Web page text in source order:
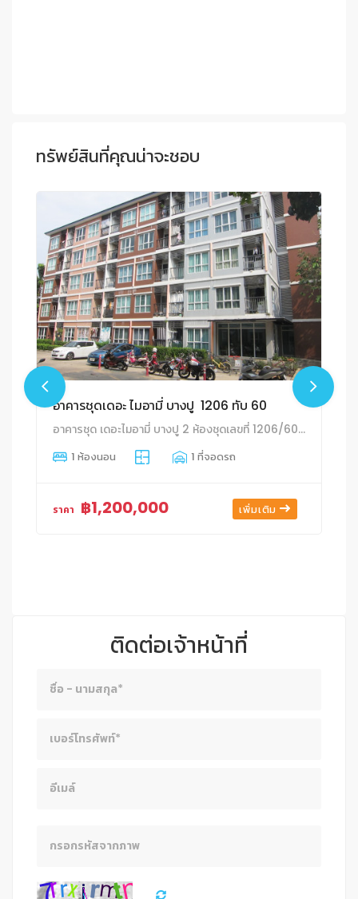
ทรัพย์สินที่คุณน่าจะชอบ
อาคารชุดเดอะ ไมอามี่ บางปู 1206 ทับ 60
อาคารชุด เดอะไมอามี่ บางปู 2 ห้องชุดเลขที่ 1206/60 ชั้นที่ 5 อาคาร 6 พื้นที่ใช้สอย ห้องละ 25.1 ตร.ม. บางปููใหม่ เมืองสมุทรปราการ สมุทรปราการ
1 ห้องนอน 1 ที่จอดรถ
ราคา ฿1,200,000 เพิ่มเติม
ติดต่อเจ้าหน้าที่